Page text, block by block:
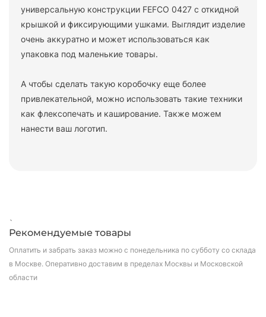
универсальную конструкции FEFCO 0427 с откидной
крышкой и фиксирующими ушками. Выглядит изделие
очень аккуратно и может использоваться как
упаковка под маленькие товары.
А чтобы сделать такую коробочку еще более
привлекательной, можно использовать такие техники
как флексопечать и каширование. Также можем
нанести ваш логотип.
`
Рекомендуемые товары
Оплатить и забрать заказ можно с понедельника по субботу со склада
в Москве. Оперативно доставим в пределах Москвы и Московской
области